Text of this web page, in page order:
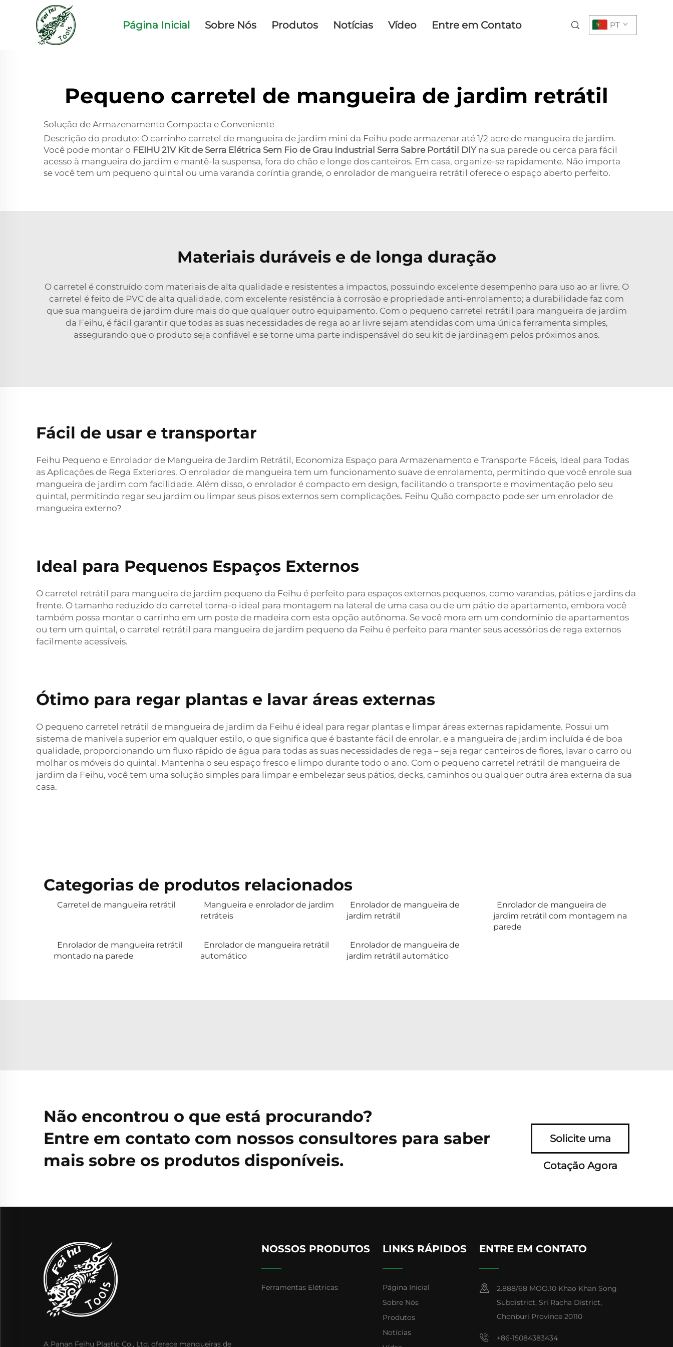
Página Inicial Sobre Nós Produtos Notícias Vídeo Entre em Contato PT
Pequeno carretel de mangueira de jardim retrátil
Solução de Armazenamento Compacta e Conveniente
Descrição do produto: O carrinho carretel de mangueira de jardim mini da Feihu pode armazenar até 1/2 acre de mangueira de jardim.
Você pode montar o FEIHU 21V Kit de Serra Elétrica Sem Fio de Grau Industrial Serra Sabre Portátil DIY na sua parede ou cerca para fácil
acesso à mangueira do jardim e mantê-la suspensa, fora do chão e longe dos canteiros. Em casa, organize-se rapidamente. Não importa
se você tem um pequeno quintal ou uma varanda coríntia grande, o enrolador de mangueira retrátil oferece o espaço aberto perfeito.
Materiais duráveis e de longa duração
O carretel é construído com materiais de alta qualidade e resistentes a impactos, possuindo excelente desempenho para uso ao ar livre. O
carretel é feito de PVC de alta qualidade, com excelente resistência à corrosão e propriedade anti-enrolamento; a durabilidade faz com
que sua mangueira de jardim dure mais do que qualquer outro equipamento. Com o pequeno carretel retrátil para mangueira de jardim
da Feihu, é fácil garantir que todas as suas necessidades de rega ao ar livre sejam atendidas com uma única ferramenta simples,
assegurando que o produto seja confiável e se torne uma parte indispensável do seu kit de jardinagem pelos próximos anos.
Fácil de usar e transportar
Feihu Pequeno e Enrolador de Mangueira de Jardim Retrátil, Economiza Espaço para Armazenamento e Transporte Fáceis, Ideal para Todas
as Aplicações de Rega Exteriores. O enrolador de mangueira tem um funcionamento suave de enrolamento, permitindo que você enrole sua
mangueira de jardim com facilidade. Além disso, o enrolador é compacto em design, facilitando o transporte e movimentação pelo seu
quintal, permitindo regar seu jardim ou limpar seus pisos externos sem complicações. Feihu Quão compacto pode ser um enrolador de
mangueira externo?
Ideal para Pequenos Espaços Externos
O carretel retrátil para mangueira de jardim pequeno da Feihu é perfeito para espaços externos pequenos, como varandas, pátios e jardins da
frente. O tamanho reduzido do carretel torna-o ideal para montagem na lateral de uma casa ou de um pátio de apartamento, embora você
também possa montar o carrinho em um poste de madeira com esta opção autônoma. Se você mora em um condomínio de apartamentos
ou tem um quintal, o carretel retrátil para mangueira de jardim pequeno da Feihu é perfeito para manter seus acessórios de rega externos
facilmente acessíveis.
Ótimo para regar plantas e lavar áreas externas
O pequeno carretel retrátil de mangueira de jardim da Feihu é ideal para regar plantas e limpar áreas externas rapidamente. Possui um
sistema de manivela superior em qualquer estilo, o que significa que é bastante fácil de enrolar, e a mangueira de jardim incluída é de boa
qualidade, proporcionando um fluxo rápido de água para todas as suas necessidades de rega – seja regar canteiros de flores, lavar o carro ou
molhar os móveis do quintal. Mantenha o seu espaço fresco e limpo durante todo o ano. Com o pequeno carretel retrátil de mangueira de
jardim da Feihu, você tem uma solução simples para limpar e embelezar seus pátios, decks, caminhos ou qualquer outra área externa da sua
casa.
Categorias de produtos relacionados
Carretel de mangueira retrátil
Mangueira e enrolador de jardim
retráteis
Enrolador de mangueira de
jardim retrátil
Enrolador de mangueira de
jardim retrátil com montagem na
parede
Enrolador de mangueira retrátil
montado na parede
Enrolador de mangueira retrátil
automático
Enrolador de mangueira de
jardim retrátil automático
Não encontrou o que está procurando?
Entre em contato com nossos consultores para saber
mais sobre os produtos disponíveis.
Solicite uma
Cotação Agora
A Panan Feihu Plastic Co., Ltd. oferece mangueiras de
NOSSOS PRODUTOS
Ferramentas Elétricas
LINKS RÁPIDOS
Página Inicial
Sobre Nós
Produtos
Notícias
ENTRE EM CONTATO
2.888/68 MOO.10 Khao Khan Song
Subdistrict, Sri Racha District,
Chonburi Province 20110
+86-15084383434